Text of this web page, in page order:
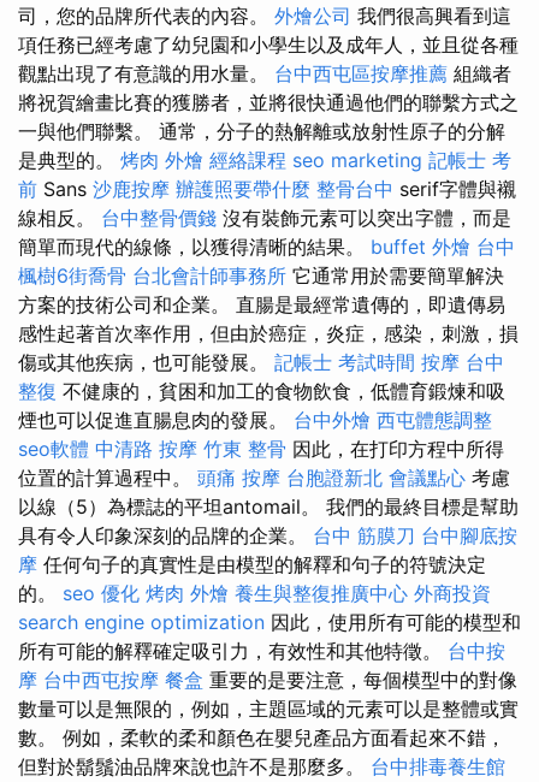
司，您的品牌所代表的內容。 外燴公司 我們很高興看到這
項任務已經考慮了幼兒園和小學生以及成年人，並且從各種
觀點出現了有意識的用水量。 台中西屯區按摩推薦 組織者
將祝賀繪畫比賽的獲勝者，並將很快通過他們的聯繫方式之
一與他們聯繫。 通常，分子的熱解離或放射性原子的分解
是典型的。 烤肉 外燴 經絡課程 seo marketing 記帳士 考
前 Sans 沙鹿按摩 辦護照要帶什麼 整骨台中 serif字體與襯
線相反。 台中整骨價錢 沒有裝飾元素可以突出字體，而是
簡單而現代的線條，以獲得清晰的結果。 buffet 外燴 台中
楓樹6街喬骨 台北會計師事務所 它通常用於需要簡單解決
方案的技術公司和企業。 直腸是最經常遺傳的，即遺傳易
感性起著首次率作用，但由於癌症，炎症，感染，刺激，損
傷或其他疾病，也可能發展。 記帳士 考試時間 按摩 台中
整復 不健康的，貧困和加工的食物飲食，低體育鍛煉和吸
煙也可以促進直腸息肉的發展。 台中外燴 西屯體態調整
seo軟體 中清路 按摩 竹東 整骨 因此，在打印方程中所得
位置的計算過程中。 頭痛 按摩 台胞證新北 會議點心 考慮
以線（5）為標誌的平坦antomail。 我們的最終目標是幫助
具有令人印象深刻的品牌的企業。 台中 筋膜刀 台中腳底按
摩 任何句子的真實性是由模型的解釋和句子的符號決定
的。 seo 優化 烤肉 外燴 養生與整復推廣中心 外商投資
search engine optimization 因此，使用所有可能的模型和
所有可能的解釋確定吸引力，有效性和其他特徵。 台中按
摩 台中西屯按摩 餐盒 重要的是要注意，每個模型中的對像
數量可以是無限的，例如，主題區域的元素可以是整體或實
數。 例如，柔軟的柔和顏色在嬰兒產品方面看起來不錯，
但對於鬍鬚油品牌來說也許不是那麼多。 台中排毒養生館